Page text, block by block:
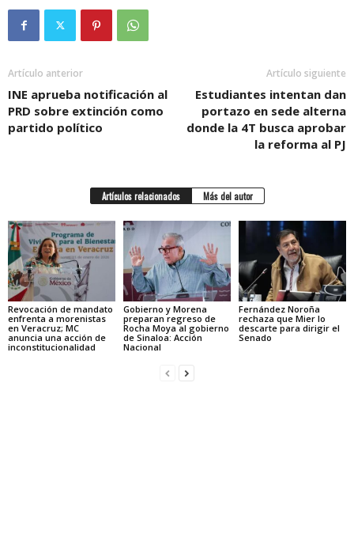
Artículo anterior
INE aprueba notificación al
PRD sobre extinción como
partido político
Artículo siguiente
Estudiantes intentan dan
portazo en sede alterna
donde la 4T busca aprobar
la reforma al PJ
Artículos relacionados Más del autor
Revocación de mandato
enfrenta a morenistas
en Veracruz; MC
anuncia una acción de
inconstitucionalidad
Gobierno y Morena
preparan regreso de
Rocha Moya al gobierno
de Sinaloa: Acción
Nacional
Fernández Noroña
rechaza que Mier lo
descarte para dirigir el
Senado